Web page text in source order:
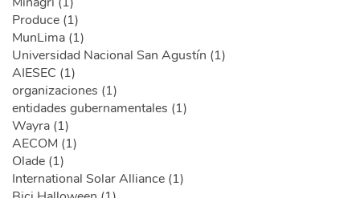
Produce (1)
MunLima (1)
Universidad Nacional San Agustín (1)
AIESEC (1)
organizaciones (1)
entidades gubernamentales (1)
Wayra (1)
AECOM (1)
Olade (1)
International Solar Alliance (1)